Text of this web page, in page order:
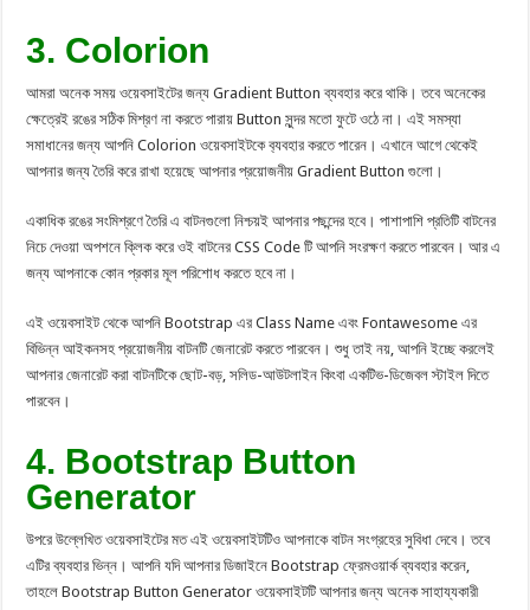
3. Colorion
আমরা অনেক সময় ওয়েবসাইটের জন্য Gradient Button ব্যবহার করে থাকি। তবে অনেকের
ক্ষেত্রেই রঙের সঠিক মিশ্রণ না করতে পারায় Button সুন্দর মতো ফুটে ওঠে না। এই সমস্যা
সমাধানের জন্য আপনি Colorion ওয়েবসাইটকে ব‌্যবহার করতে পারেন। এখানে আগে থেকেই
আপনার জন্য তৈরি করে রাখা হয়েছে আপনার প্রয়োজনীয় Gradient Button গুলো।
একাধিক রঙের সংমিশ্রণে তৈরি এ বাটনগুলো নিশ্চয়ই আপনার পছন্দের হবে। পাশাপাশি প্রতিটি বাটনের
নিচে দেওয়া অপশনে ক্লিক করে ওই বাটনের CSS Code টি আপনি সংরক্ষণ করতে পারবেন। আর এ
জন্য আপনাকে কোন প্রকার মূল পরিশোধ করতে হবে না।
এই ওয়েবসাইট থেকে আপনি Bootstrap এর Class Name এবং Fontawesome এর
বিভিন্ন আইকনসহ প্রয়োজনীয় বাটনটি জেনারেট করতে পারবেন। শুধু তাই নয়, আপনি ইচ্ছে করলেই
আপনার জেনারেট করা বাটনটিকে ছোট-বড়, সলিড-আউটলাইন কিংবা একটিভ-ডিজেবল স্টাইল দিতে
পারবেন।
4. Bootstrap Button
Generator
উপরে উল্লেখিত ওয়েবসাইটের মত এই ওয়েবসাইটটিও আপনাকে বাটন সংগ্রহের সুবিধা দেবে। তবে
এটির ব্যবহার ভিন্ন। আপনি যদি আপনার ডিজাইনে Bootstrap ফ্রেমওয়ার্ক ব্যবহার করেন,
তাহলে Bootstrap Button Generator ওয়েবসাইটটি আপনার জন্য অনেক সাহায্যকারী